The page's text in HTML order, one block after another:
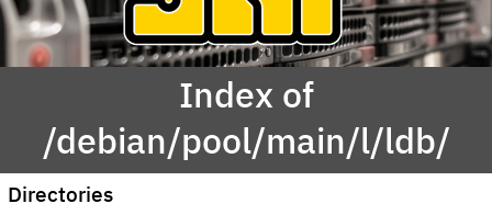
Index of
/debian/pool/main/l/ldb/
Directories